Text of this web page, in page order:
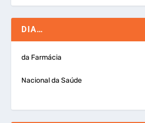
DIA…
da Farmácia
Nacional da Saúde